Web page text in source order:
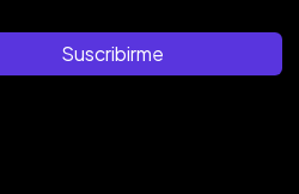
Suscribirme